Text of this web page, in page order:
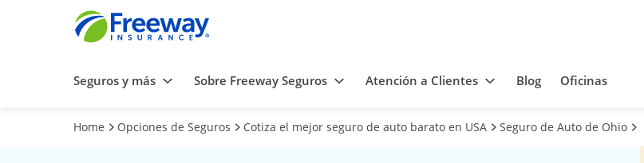
Seguros y más Sobre Freeway Seguros Atención a Clientes Blog Oficinas
Home Opciones de Seguros Cotiza el mejor seguro de auto barato en USA Seguro de Auto de Ohio